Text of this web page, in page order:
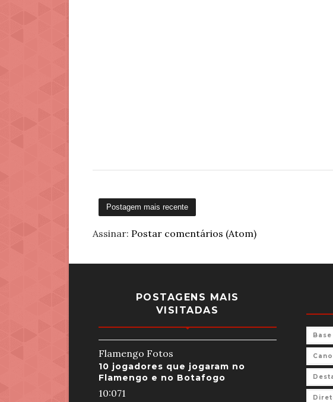
Postagem mais recente
Assinar: Postar comentários (Atom)
POSTAGENS MAIS
VISITADAS
Flamengo Fotos
10 jogadores que jogaram no
Flamengo e no Botafogo
10:071
Base